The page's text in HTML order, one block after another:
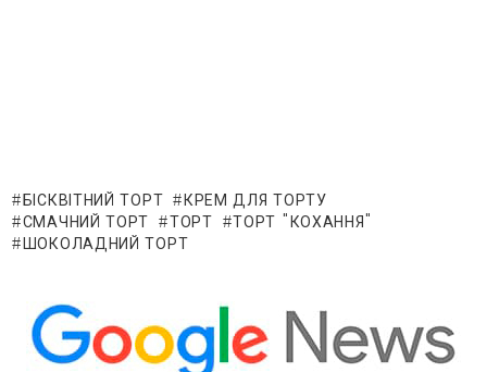
БІСКВІТНИЙ ТОРТ
КРЕМ ДЛЯ ТОРТУ
СМАЧНИЙ ТОРТ
ТОРТ
ТОРТ "КОХАННЯ"
ШОКОЛАДНИЙ ТОРТ